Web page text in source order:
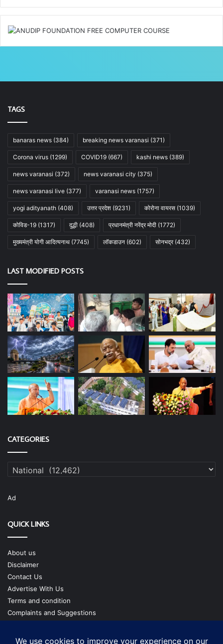
TAGS
banaras news (384) breaking news varanasi (371)
Corona virus (1299) COVID19 (667) kashi news (389)
news varanasi (372) news varanasi city (375)
news varanasi live (377) varanasi news (1757)
yogi adityanath (408) उत्तर प्रदेश (9231) कोरोना वायरस (1039)
कोविड-19 (1317) दुद्धी (408) प्रधानमंत्री नरेंद्र मोदी (1772)
मुख्यमंत्री योगी आदित्यनाथ (7745) लॉकडाउन (602) सोनभद्र(432)
LAST MODIFIED POSTS
CATEGORIES
Categories
Ad
QUICK LINKS
About us
Disclaimer
Contact Us
Advertise With Us
Terms and condition
Complaints and Suggestions
Our Team